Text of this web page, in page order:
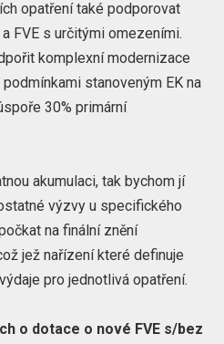
opatření také podporovat
FVE s určitými omezeními.
komplexní modernizace
stanoveným EK na
30% primární
akumulaci, tak bychom jí
výzvy u specifického
na finální znění
jež nařízení které definuje
pro jednotlivá opatření.
o dotace o nové FVE s/bez